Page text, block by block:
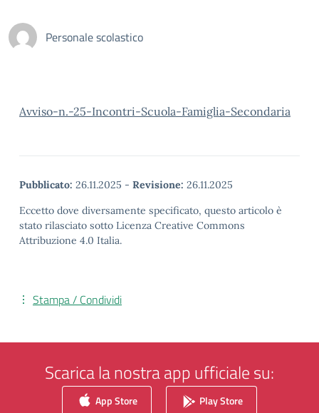
Personale scolastico
Avviso-n.-25-Incontri-Scuola-Famiglia-Secondaria
Pubblicato: 26.11.2025 - Revisione: 26.11.2025
Eccetto dove diversamente specificato, questo articolo è
stato rilasciato sotto Licenza Creative Commons
Attribuzione 4.0 Italia.
Stampa / Condividi
Scarica la nostra app ufficiale su:
App Store Play Store